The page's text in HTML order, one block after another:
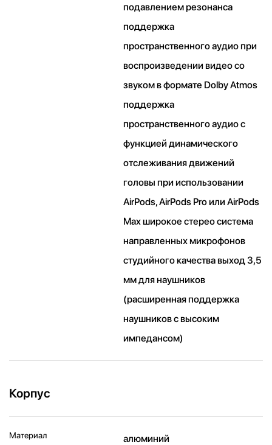
подавлением резонанса
поддержка
пространственного аудио при
воспроизведении видео со
звуком в формате Dolby Atmos
поддержка
пространственного аудио с
функцией динамического
отслеживания движений
головы при использовании
AirPods, AirPods Pro или AirPods
Max широкое стерео система
направленных микрофонов
студийного качества выход 3,5
мм для наушников
(расширенная поддержка
наушников с высоким
импедансом)
Корпус
Материал алюминий